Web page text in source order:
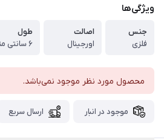
ویژگی‌ها
جنس
فلزی
اصالت
اورجینال
طول
۶ سانتی متر
محصول مورد نظر موجود نمی‌باشد.
موجود در انبار ارسال سریع